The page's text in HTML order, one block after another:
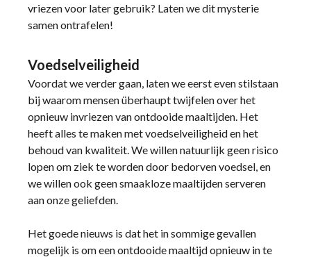
vriezen voor later gebruik? Laten we dit mysterie
samen ontrafelen!
Voedselveiligheid
Voordat we verder gaan, laten we eerst even stilstaan
bij waarom mensen überhaupt twijfelen over het
opnieuw invriezen van ontdooide maaltijden. Het
heeft alles te maken met voedselveiligheid en het
behoud van kwaliteit. We willen natuurlijk geen risico
lopen om ziek te worden door bedorven voedsel, en
we willen ook geen smaakloze maaltijden serveren
aan onze geliefden.
Het goede nieuws is dat het in sommige gevallen
mogelijk is om een ontdooide maaltijd opnieuw in te